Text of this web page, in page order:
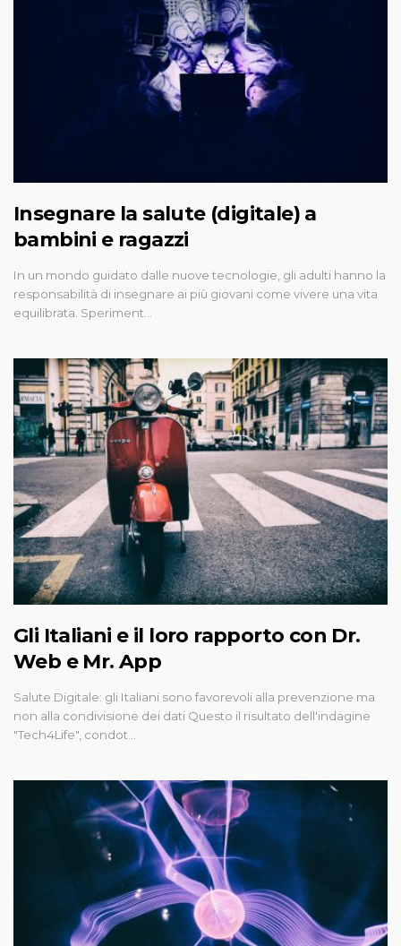
Insegnare la salute (digitale) a
bambini e ragazzi
In un mondo guidato dalle nuove tecnologie, gli adulti hanno la
responsabilità di insegnare ai più giovani come vivere una vita
equilibrata. Speriment…
Gli Italiani e il loro rapporto con Dr.
Web e Mr. App
Salute Digitale: gli Italiani sono favorevoli alla prevenzione ma
non alla condivisione dei dati Questo il risultato dell'indagine
"Tech4Life", condot…